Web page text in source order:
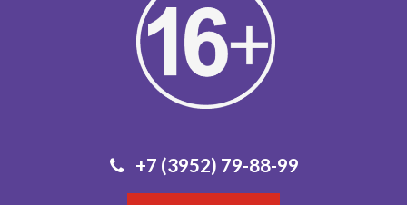
+7 (3952) 79-88-99